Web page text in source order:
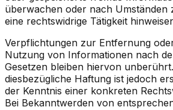
überwachen oder nach Umständen
eine rechtswidrige Tätigkeit
Verpflichtungen zur Entfernung
Nutzung von Informationen nach
Gesetzen bleiben hiervon
diesbezügliche Haftung ist jedoch
der Kenntnis einer konkreten
Bei Bekanntwerden von